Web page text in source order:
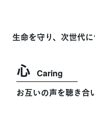
生命を守り、次世代に
心 Caring
お互いの声を聴き合